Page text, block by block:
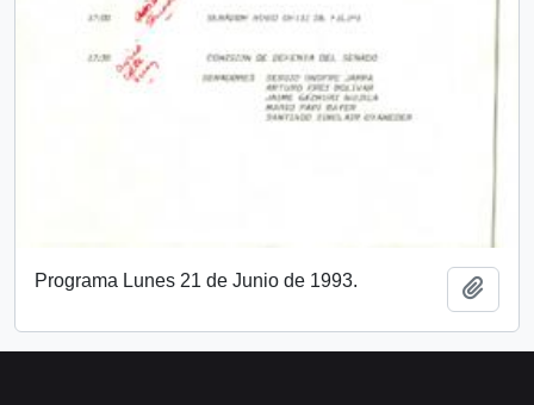
Programa Lunes 21 de Junio de 1993.